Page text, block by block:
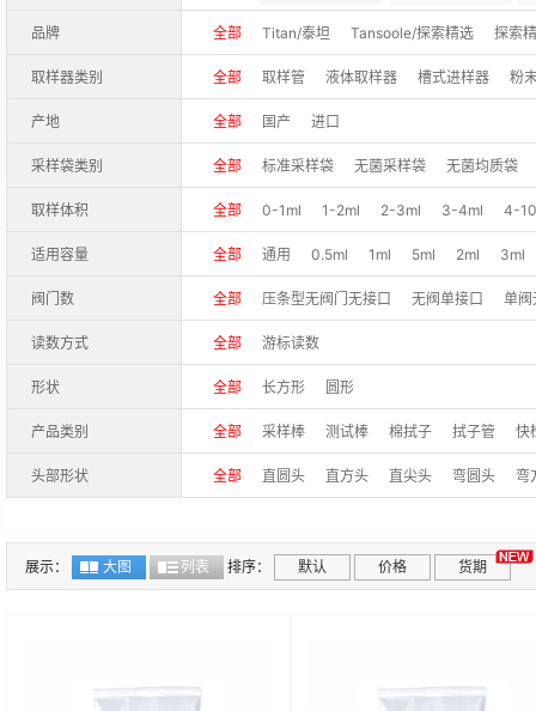
胶头
药物天平 取样器
品牌 全部 Titan/泰坦 Tansoole/探索精选
探索
Deltalab
Duran FST Falcon
VWR
Vitlab Witeg 中卫永晟
国药/SCRC
World Bioproducts
Hygiena/海净纳
耐思/
Nalgene/耐洁
Pall/颇尔 Sartorius/赛多利斯
取样器类别 全部 取样管 液体取样器 槽式进样器
粉
粉末取样器配件
产地 全部 国产 进口
采样袋类别 全部 标准采样袋 无菌采样袋
无菌均质袋
泰德拉气体采样袋
铝箔复合膜采样袋
立式无
采样器
采样袋架 采样器配件 其他配件
取样体积 全部 0-1ml 1-2ml 2-3ml 3-4ml 4-
适用容量 全部 通用 0.5ml 1ml 5ml 2ml 3ml
阀门数 全部 压条型无阀门无接口 无阀单接口 单阀
读数方式 全部 游标读数
形状 全部 长方形 圆形
产品类别 全部 采样棒 测试棒 棉拭子 拭子管 快
头部形状 全部 直圆头 直方头 直尖头 弯圆头 弯
展示： 大图 列表 排序： 默认 价格 货期